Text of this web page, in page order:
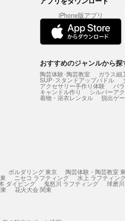
iPhone版アプリ
おすすめのジャンルから探
陶芸体験･陶芸教室 ガラス細
SUP･スタンドアップパドル
アクセサリー手作り体験 パ
キャンドル作り シルバーア
着物・浴衣レンタル 脱出ゲ
ボルダリング 東京 陶芸体験・陶芸教室
ニセコ ラフティング 水上 ラフティン
ダイビング 鬼怒川 ラフティング 球磨
花火大会 関東